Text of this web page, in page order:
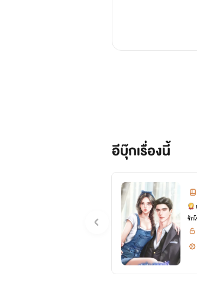
อีบุ๊กเรื่องนี้
รัก